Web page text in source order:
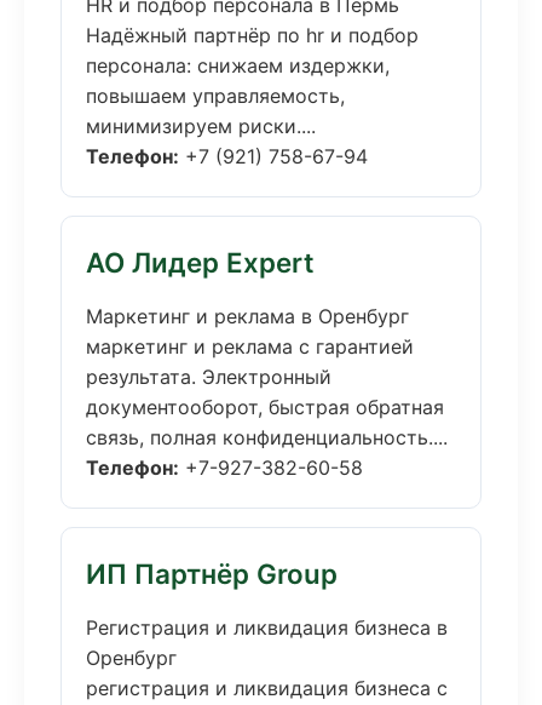
HR и подбор персонала в Пермь
Надёжный партнёр по hr и подбор
персонала: снижаем издержки,
повышаем управляемость,
минимизируем риски....
Телефон: +7 (921) 758-67-94
АО Лидер Expert
Маркетинг и реклама в Оренбург
маркетинг и реклама с гарантией
результата. Электронный
документооборот, быстрая обратная
связь, полная конфиденциальность....
Телефон: +7-927-382-60-58
ИП Партнёр Group
Регистрация и ликвидация бизнеса в
Оренбург
регистрация и ликвидация бизнеса с